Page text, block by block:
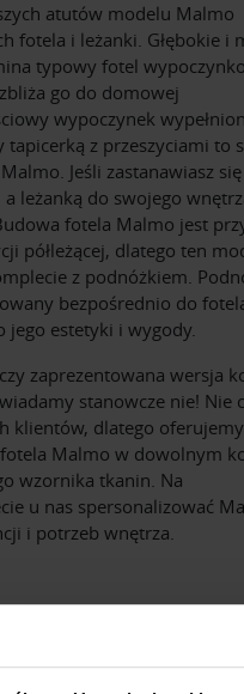
atutów modelu Malmo
fotela i leżanki. Głębokie i
typowy fotel
go do domowej
wypoczynek
z przeszyciami to
Jeśli zastanawiasz się
leżanką do swojego
fotela Malmo jest
półleżącej, dlatego ten
z podnóżkiem.
bezpośrednio do
jego estetyki i wygody.
zaprezentowana wersja
stanowcze nie! Nie
klientów, dlatego
Malmo w dowolnym
wzornika tkanin. Na
u nas spersonalizować
i potrzeb wnętrza.